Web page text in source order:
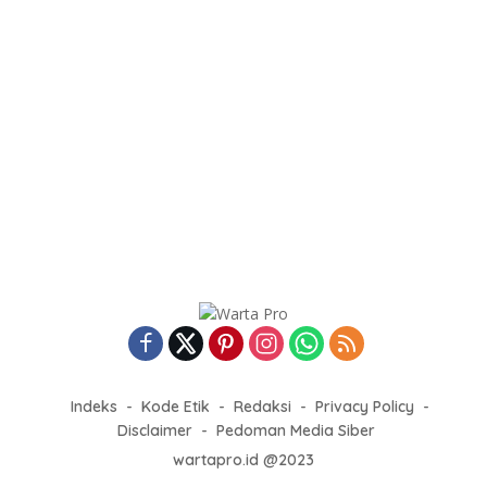
Indeks Kode Etik Redaksi
Privacy Policy
Disclaimer
Pedoman Media Siber
wartapro.id @2023